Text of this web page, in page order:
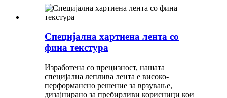
Специјална хартиена лента со
фина текстура
Изработена со прецизност, нашата
специјална леплива лента е високо-
перформансно решение за врзување,
дизајнирано за пребирливи корисници кои